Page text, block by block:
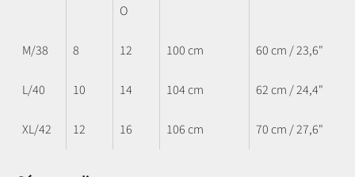
O
M/38 8 12 100 cm 60 cm / 23,6"
L/40 10 14 104 cm 62 cm / 24,4"
XL/42 12 16 106 cm 70 cm / 27,6"